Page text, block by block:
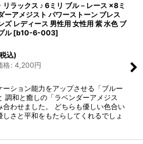
リラックス ♪ 6ミリ ブル－レース ×8ミ
ーアメジスト パワーストーン ブレス
ズ レディース 男性用 女性用 紫 水色 ブ
ル [b10-6-003]
込)
格: 4,200円
ーション能力をアップさせる「ブルー
調和と癒しの「ラベンダーアメジス
合わせました。 どちらも優しい色合い
しさと平和をもたらしてくれるでしょ